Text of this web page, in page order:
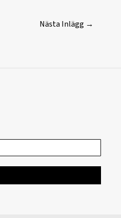
Nästa Inlägg →